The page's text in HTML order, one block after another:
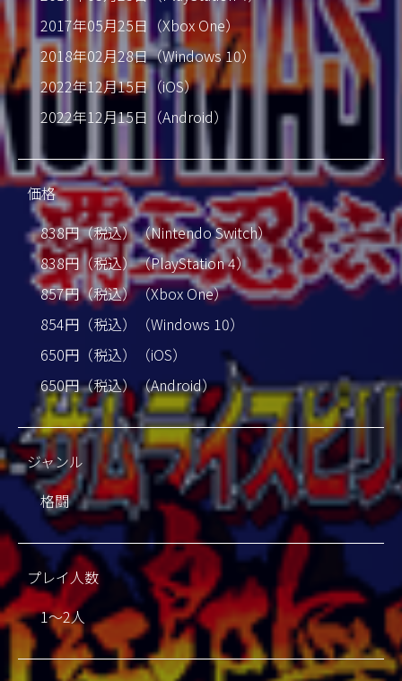
2017年05月25日（Xbox One）
2018年02月28日（Windows 10）
2022年12月15日（iOS）
2022年12月15日（Android）
価格
838円（税込）（Nintendo Switch）
838円（税込）（PlayStation 4）
857円（税込）（Xbox One）
854円（税込）（Windows 10）
650円（税込）（iOS）
650円（税込）（Android）
ジャンル
格闘
プレイ人数
1～2人